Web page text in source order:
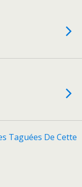
Taguées De Cette